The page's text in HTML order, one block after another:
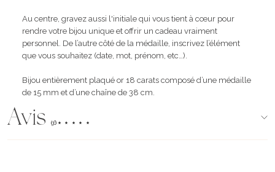
Au centre, gravez aussi l'initiale qui vous tient à cœur pour
rendre votre bijou unique et offrir un cadeau vraiment
personnel. De l’autre côté de la médaille, inscrivez l’élément
que vous souhaitez (date, mot, prénom, etc…).
Bijou entièrement plaqué or 18 carats composé d’une médaille
de 15 mm et d’une chaîne de 38 cm.
Avis (96)